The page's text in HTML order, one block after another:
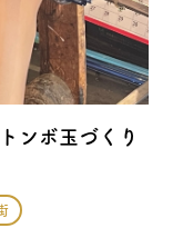
ンボ玉づくり